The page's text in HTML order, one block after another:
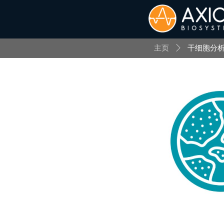
主页 ꄲ 干细胞分